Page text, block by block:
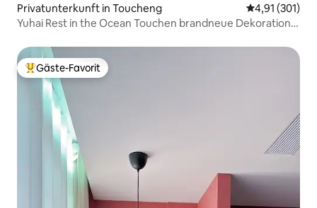
Privatunterkunft in Toucheng
4,91 (301)
Yuhai Rest in the Ocean Touchen brandneue Dekoration
Nähe von Manshan Wanghai Café
Beliebter Gäste-Favorit.
Gäste-Favorit